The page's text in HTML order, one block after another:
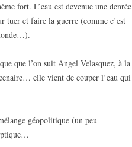
fort. L’eau est devenue une denrée
tuer et faire la guerre (comme c’est
que l’on suit Angel Velasquez, à la
elle vient de couper l’eau qui
géopolitique (un peu